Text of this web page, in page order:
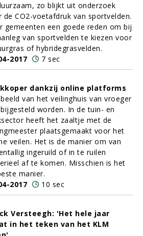
zo blijkt uit onderzoek
de CO2-voetafdruk van sportvelden.
gemeenten een goede reden om bij
van sportvelden te kiezen voor
of hybridegrasvelden.
2017
7 sec
dankzij online platforms
van het veilinghuis van vroeger
worden. In de tuin- en
heeft het zaaltje met de
plaatsgemaakt voor het
veilen. Het is de manier om van
ingeruild of in te ruilen
af te komen. Misschien is het
manier.
2017
10 sec
Versteegh: 'Het hele jaar
in het teken van het KLM